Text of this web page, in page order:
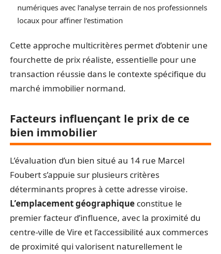
numériques avec l’analyse terrain de nos professionnels
locaux pour affiner l’estimation
Cette approche multicritères permet d’obtenir une
fourchette de prix réaliste, essentielle pour une
transaction réussie dans le contexte spécifique du
marché immobilier normand.
Facteurs influençant le prix de ce
bien immobilier
L’évaluation d’un bien situé au 14 rue Marcel
Foubert s’appuie sur plusieurs critères
déterminants propres à cette adresse viroise.
L’emplacement géographique constitue le
premier facteur d’influence, avec la proximité du
centre-ville de Vire et l’accessibilité aux commerces
de proximité qui valorisent naturellement le